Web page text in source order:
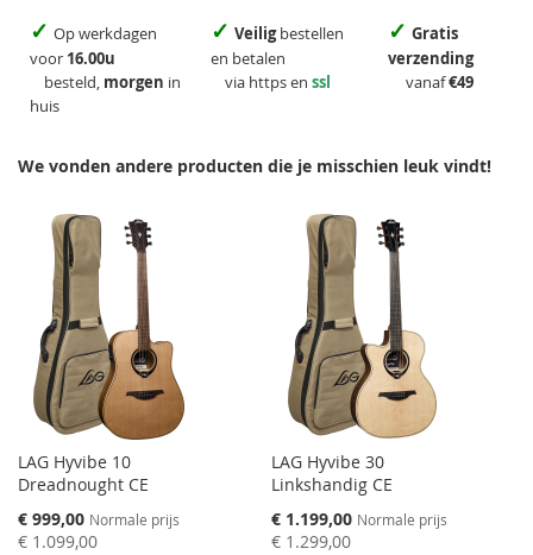
✓ Op werkdagen
voor 16.00u
besteld, morgen in
huis
✓ Veiligbestellen
en betalen
via https en ssl
✓ Gratis
verzending
vanaf€49
We vonden andere producten die je misschien leuk vindt!
LAG Hyvibe 10
Dreadnought CE
Speciale
prijs
€ 999,00 Normale prijs
€ 1.099,00
LAG Hyvibe 30
Linkshandig CE
Speciale
prijs
€ 1.199,00 Normale prijs
€ 1.299,00